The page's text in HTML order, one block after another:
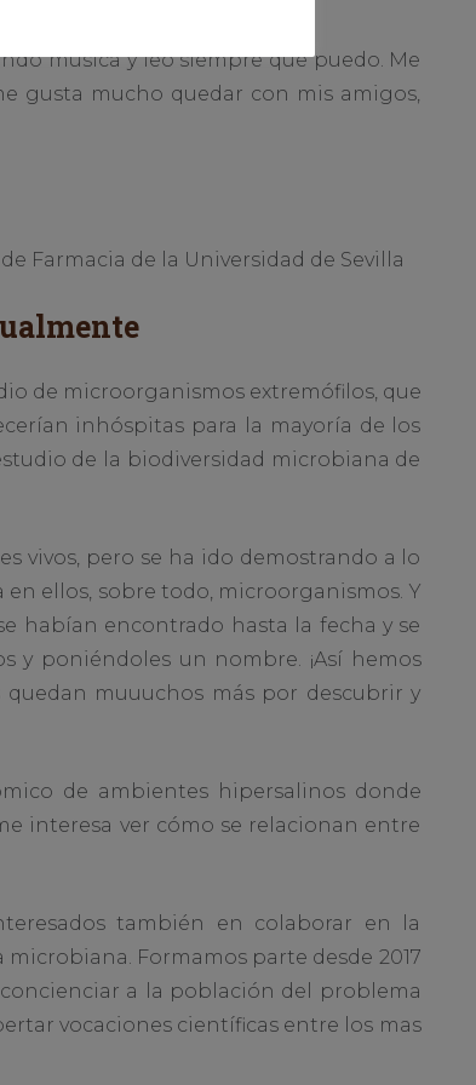
música y leo siempre que puedo. Me
gusta mucho quedar con mis amigos,
Farmacia de la Universidad de Sevilla
de microorganismos extremófilos, que
inhóspitas para la mayoría de los
de la biodiversidad microbiana de
vivos, pero se ha ido demostrando a lo
en ellos, sobre todo, microorganismos. Y
habían encontrado hasta la fecha y se
y poniéndoles un nombre. ¡Así hemos
quedan muuuchos más por descubrir y
de ambientes hipersalinos donde
interesa ver cómo se relacionan entre
también en colaborar en la
Formamos parte desde 2017
a la población del problema
vocaciones científicas entre los mas